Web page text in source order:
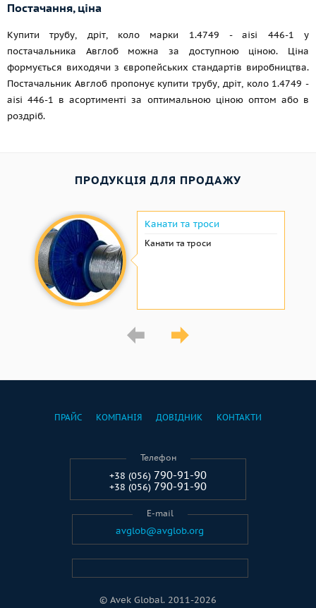
Постачання, ціна
Купити трубу, дріт, коло марки 1.4749 - aisi 446-1 у
постачальника Авглоб можна за доступною ціною. Ціна
формується виходячи з європейських стандартів виробництва.
Постачальник Авглоб пропонує купити трубу, дріт, коло 1.4749 -
aisi 446-1 в асортименті за оптимальною ціною оптом або в
роздріб.
ПРОДУКЦІЯ ДЛЯ ПРОДАЖУ
Канати та троси
Канати та троси
© Avek Global. 2011-2026
ПРАЙС КОМПАНІЯ ДОВІДНИК КОНТАКТИ
Телефон
+38 (056) 790-91-90
+38 (056) 790-91-90
E-mail
avglob@avglob.org